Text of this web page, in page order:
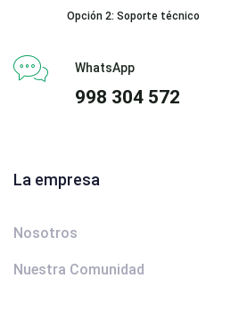
Opción 2: Soporte técnico
WhatsApp
998 304 572
La empresa
Nosotros
Nuestra Comunidad